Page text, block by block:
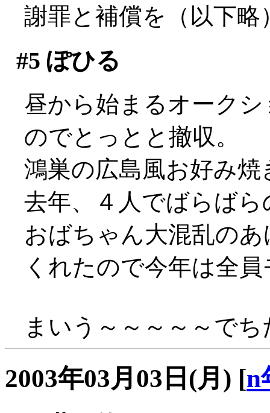
謝罪と補償を（以下略
#5 ぽひる
昼から始まるオーク
のでとっとと撤収。
鴻巣の広島風お好み
去年、４人でばらば
おばちゃん大混乱の
くれたので今年は全
まいう～～～～～でち
2003年03月03日(月) [n